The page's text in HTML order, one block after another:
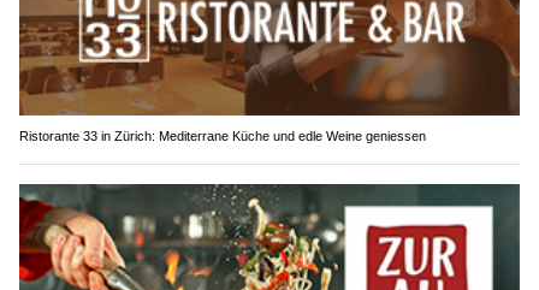
Ristorante 33 in Zürich: Mediterrane Küche und edle Weine geniessen